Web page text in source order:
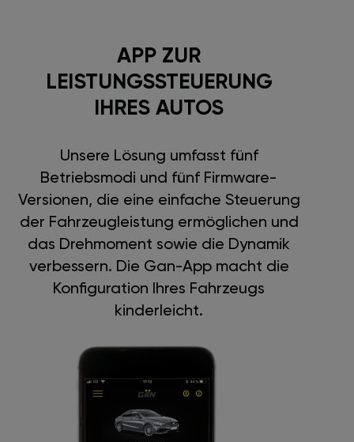
APP ZUR
LEISTUNGSSTEUERUNG
IHRES AUTOS
Unsere Lösung umfasst fünf
Betriebsmodi und fünf Firmware-
Versionen, die eine einfache Steuerung
der Fahrzeugleistung ermöglichen und
das Drehmoment sowie die Dynamik
verbessern. Die Gan-App macht die
Konfiguration Ihres Fahrzeugs
kinderleicht.